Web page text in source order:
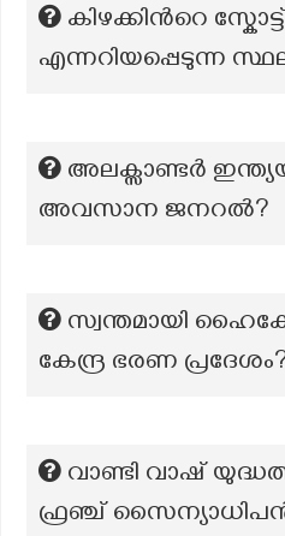
കിഴക്കിന്‍റെ
എന്നറിയപ്പെടുന്ന
അലക്സാണ്ടർ
അവസാന ജനറൽ?
സ്വന്തമായി
കേന്ദ്ര ഭരണ
വാണ്ടി വാഷ്
ഫ്രഞ്ച്